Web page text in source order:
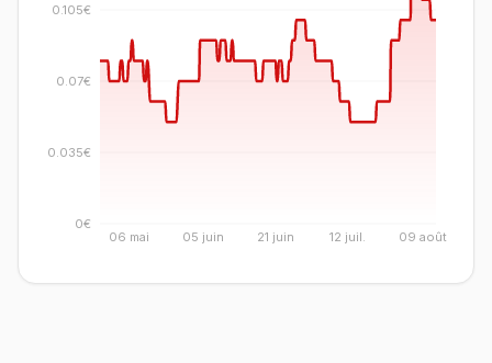
06 mai 05 juin 21 juin 12 juil. 09 août
0€
0.035€
0.07€
0.105€